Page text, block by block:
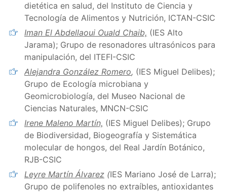
dietética en salud, del Instituto de Ciencia y
Tecnología de Alimentos y Nutrición, ICTAN-CSIC
Iman El Abdellaoui Ouald Chaib, (IES Alto
Jarama); Grupo de resonadores ultrasónicos para
manipulación, del ITEFI-CSIC
Alejandra González Romero, (IES Miguel Delibes);
Grupo de Ecología microbiana y
Geomicrobiología, del Museo Nacional de
Ciencias Naturales, MNCN-CSIC
Irene Maleno Martín, (IES Miguel Delibes); Grupo
de Biodiversidad, Biogeografía y Sistemática
molecular de hongos, del Real Jardín Botánico,
RJB-CSIC
Leyre Martín Álvarez(IES Mariano José de Larra);
Grupo de polifenoles no extraíbles, antioxidantes